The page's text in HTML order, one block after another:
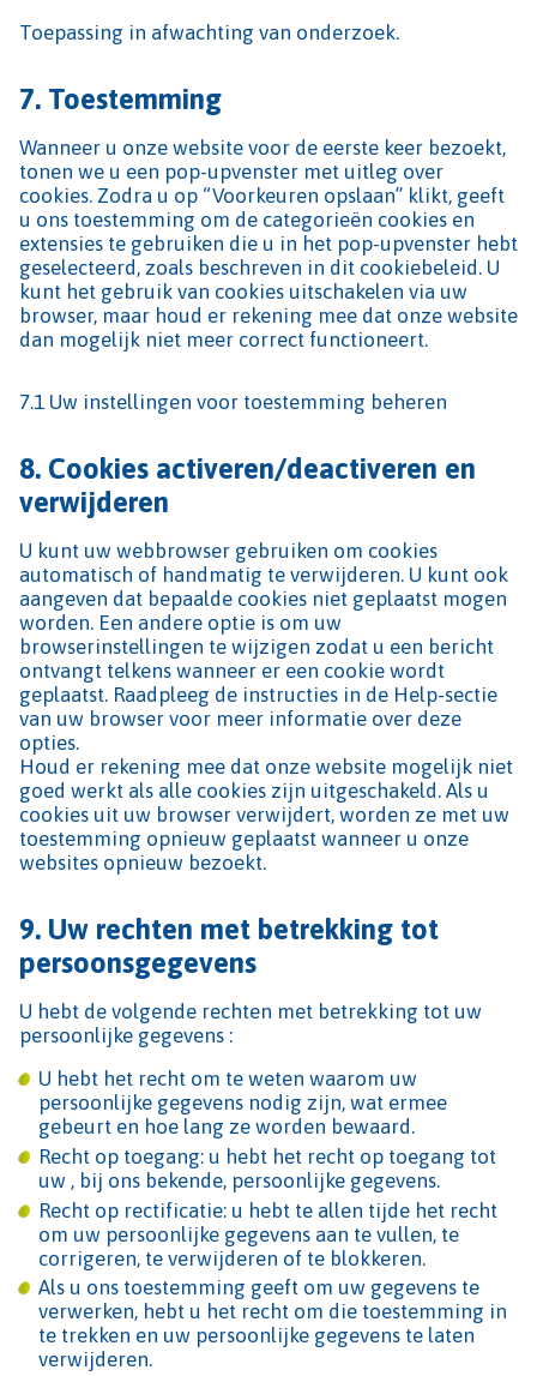
Toepassing in afwachting van onderzoek.
7. Toestemming
Wanneer u onze website voor de eerste keer bezoekt,
tonen we u een pop-upvenster met uitleg over
cookies. Zodra u op “Voorkeuren opslaan” klikt, geeft
u ons toestemming om de categorieën cookies en
extensies te gebruiken die u in het pop-upvenster hebt
geselecteerd, zoals beschreven in dit cookiebeleid. U
kunt het gebruik van cookies uitschakelen via uw
browser, maar houd er rekening mee dat onze website
dan mogelijk niet meer correct functioneert.
7.1 Uw instellingen voor toestemming beheren
8. Cookies activeren/deactiveren en
verwijderen
U kunt uw webbrowser gebruiken om cookies
automatisch of handmatig te verwijderen. U kunt ook
aangeven dat bepaalde cookies niet geplaatst mogen
worden. Een andere optie is om uw
browserinstellingen te wijzigen zodat u een bericht
ontvangt telkens wanneer er een cookie wordt
geplaatst. Raadpleeg de instructies in de Help-sectie
van uw browser voor meer informatie over deze
opties.
Houd er rekening mee dat onze website mogelijk niet
goed werkt als alle cookies zijn uitgeschakeld. Als u
cookies uit uw browser verwijdert, worden ze met uw
toestemming opnieuw geplaatst wanneer u onze
websites opnieuw bezoekt.
9. Uw rechten met betrekking tot
persoonsgegevens
U hebt de volgende rechten met betrekking tot uw
persoonlijke gegevens :
U hebt het recht om te weten waarom uw
persoonlijke gegevens nodig zijn, wat ermee
gebeurt en hoe lang ze worden bewaard.
Recht op toegang: u hebt het recht op toegang tot
uw , bij ons bekende, persoonlijke gegevens.
Recht op rectificatie: u hebt te allen tijde het recht
om uw persoonlijke gegevens aan te vullen, te
corrigeren, te verwijderen of te blokkeren.
Als u ons toestemming geeft om uw gegevens te
verwerken, hebt u het recht om die toestemming in
te trekken en uw persoonlijke gegevens te laten
verwijderen.